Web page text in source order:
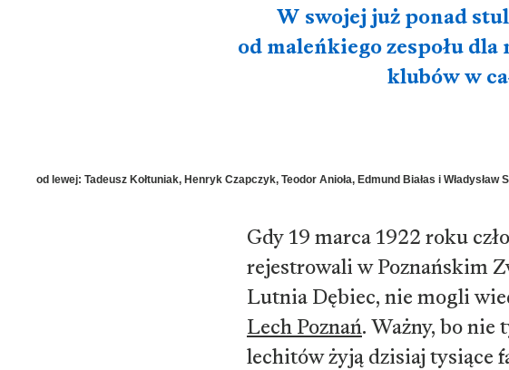
W swojej już ponad
od maleńkiego zespołu
klubów w
od lewej: Tadeusz Kołtuniak, Henryk Czapczyk, Teodor Anioła, Edmund Białas i
Gdy 19 marca 1922 roku
rejestrowali w Poznańskim
Lutnia Dębiec, nie mogli
Lech Poznań. Ważny, bo nie
lechitów żyją dzisiaj tysiące